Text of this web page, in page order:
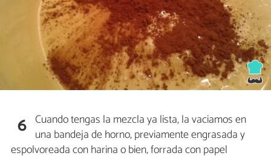
6 Cuando tengas la mezcla ya lista, la vaciamos en
una bandeja de horno, previamente engrasada y
espolvoreada con harina o bien, forrada con papel